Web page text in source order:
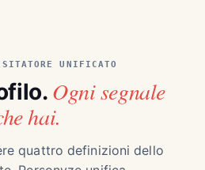
UNIFICATO
Ogni segnale
hai.
quattro definizioni dello